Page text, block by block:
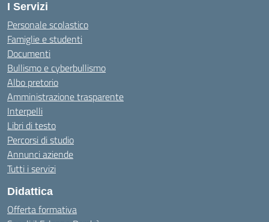
I Servizi
Personale scolastico
Famiglie e studenti
Documenti
Bullismo e cyberbullismo
Albo pretorio
Amministrazione trasparente
Interpelli
Libri di testo
Percorsi di studio
Annunci aziende
Tutti i servizi
Didattica
Offerta formativa